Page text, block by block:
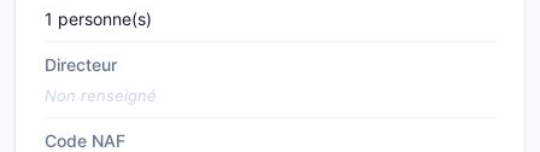
1 personne(s)
Directeur
Non renseigné
Code NAF